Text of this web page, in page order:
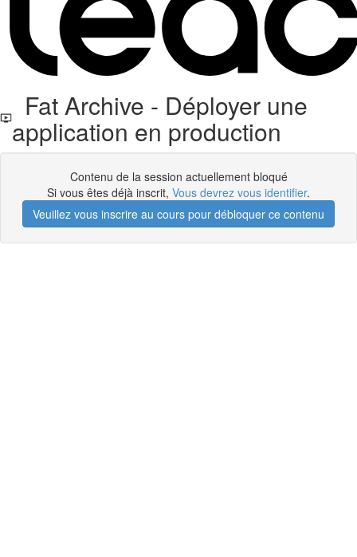
Fat Archive - Déployer une
application en production
Contenu de la session actuellement bloqué
Si vous êtes déjà inscrit, Vous devrez vous identifier.
Veuillez vous inscrire au cours pour débloquer ce contenu